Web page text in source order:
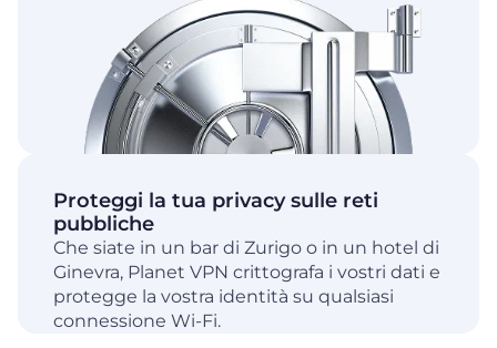
Proteggi la tua privacy sulle reti
pubbliche
Che siate in un bar di Zurigo o in un hotel di
Ginevra, Planet VPN crittografa i vostri dati e
protegge la vostra identità su qualsiasi
connessione Wi-Fi.